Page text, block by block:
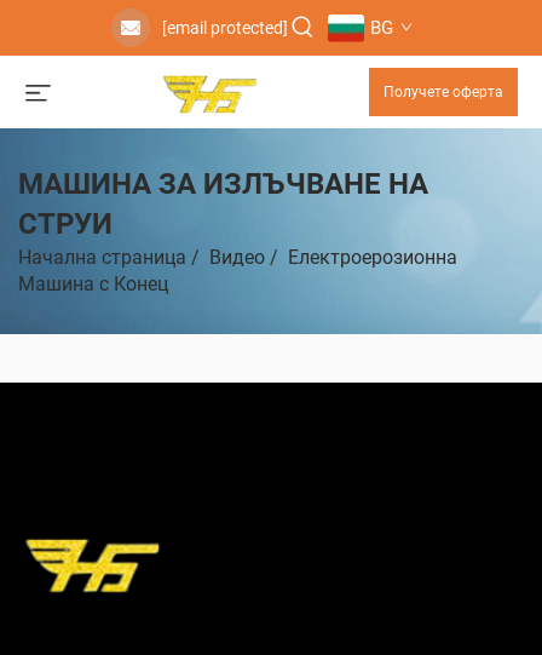
[email protected] BG
Получете оферта
МАШИНА ЗА ИЗЛЪЧВАНЕ НА
СТРУИ
Начална страница / Видео / Електроерозионна
Машина с Конец